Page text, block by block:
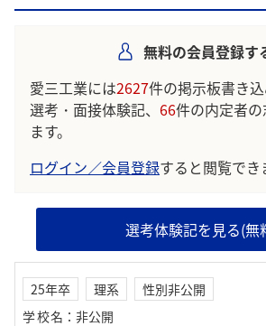
無料の会員登録す
愛三工業には2627件の掲示板書き
選考・面接体験記、 66件の内定者
ます。
ログイン／会員登録すると閲覧でき
選考体験記を見る(無
25年卒 理系
性別非公開
学校名 ： 非公開